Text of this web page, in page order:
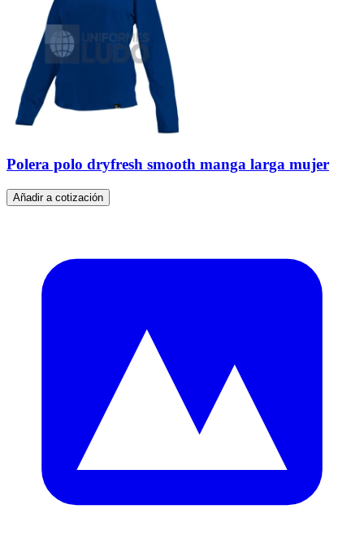
Polera polo dryfresh smooth manga larga mujer
Añadir a cotización